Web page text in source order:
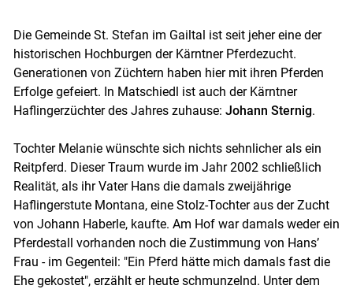
Die Gemeinde St. Stefan im Gailtal ist seit jeher eine der
historischen Hochburgen der Kärntner Pferdezucht.
Generationen von Züchtern haben hier mit ihren Pferden
Erfolge gefeiert. In Matschiedl ist auch der Kärntner
Haflingerzüchter des Jahres zuhause: Johann Sternig.
Tochter Melanie wünschte sich nichts sehnlicher als ein
Reitpferd. Dieser Traum wurde im Jahr 2002 schließlich
Realität, als ihr Vater Hans die damals zweijährige
Haflingerstute Montana, eine Stolz-Tochter aus der Zucht
von Johann Haberle, kaufte. Am Hof war damals weder ein
Pferdestall vorhanden noch die Zustimmung von Hans’
Frau - im Gegenteil: "Ein Pferd hätte mich damals fast die
Ehe gekostet", erzählt er heute schmunzelnd. Unter dem